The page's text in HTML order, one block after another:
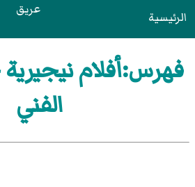
الرئيسية عريق
فهرس:أفلام
الفني